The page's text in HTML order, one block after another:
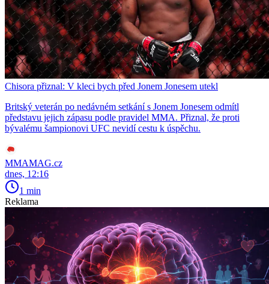
Chisora přiznal: V kleci bych před Jonem Jonesem utekl
Britský veterán po nedávném setkání s Jonem Jonesem odmítl
představu jejich zápasu podle pravidel MMA. Přiznal, že proti
bývalému šampionovi UFC nevidí cestu k úspěchu.
MMAMAG.cz
dnes, 12:16
1 min
Reklama